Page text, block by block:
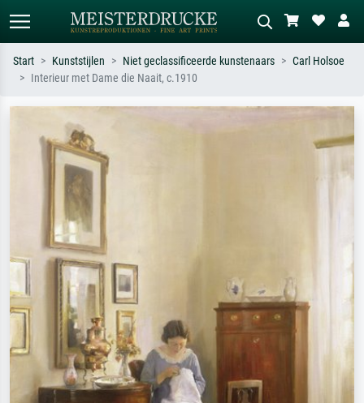
Zoek op kunstenaar, titel of stijl – bijv.
Monet, Sterrennacht, impressionisme,
Hokusai-golf, naakt.
weide, abstract met veel rood, donker
olieverfschilderij, staand naakt naast
Start Kunststijlen Niet geclassificeerde kunstenaars
Carl Holsoe
Interieur met Dame die Naait, c.1910